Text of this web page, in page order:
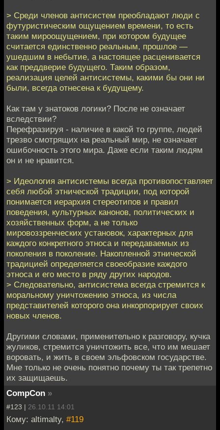
> Среди членов антисистем преобладают люди с
футуристическим ощущением времени, то есть
таким мироощущением, при котором будущее
считается единственно реальным, прошлое —
ушедшим в небытие, а настоящее расценивается
как преддверие будущего. Таким образом,
реализация целей антисистемы, какими бы они ни
были, всегда отнесена к будущему.
Как там у знатоков логики? После не означает
вследствии?
Перефразируя - наличие в какой то группе, людей
трезво смотрящих на реальный мир, не означает
ошибочность этого мира. Даже если таким людям
он и не нравится.
> Идеология антисистемы всегда противопоставляет
себя любой этнической традиции, под которой
понимается иерархия стереотипов и правил
поведения, культурных канонов, политических и
хозяйственных форм, а не только
мировоззренческих установок, характерных для
каждого конкретного этноса и передаваемых из
поколения в поколение. Накопленной этнической
традицией определяется своеобразие каждого
этноса и его место в ряду других народов.
> Следовательно, антисистема всегда стремится к
моральному уничтожению этноса, из числа
представителей которого она инкорпорирует своих
новых членов.
Другими словами, применительно к разговору, кучка
жуликов, стремится уничтожить все, что им мешает
воровать, и жить в своем эльфовском государстве.
Мне только не очень понятно почему ты так трепетно
их защищаешь.
CompCon »
#123 | 26.10.11 14:01
Кому: altimalty, #119